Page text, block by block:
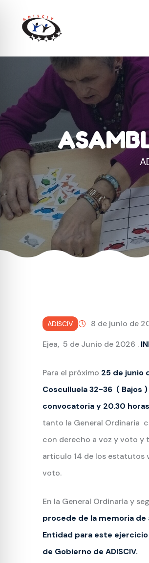
ADISCIV
8 de junio de
Ejea, 5 de Junio de 2026 .
Para el próximo 25 de junio
Cosculluela 32-36 ( Bajos
convocatoria y 20.30
tanto la General Ordinaria
con derecho a voz y voto y
articulo 14 de los estatutos
voto.
En la General Ordinaria y
procede de la memoria
Entidad para este
de Gobierno de ADISCIV.